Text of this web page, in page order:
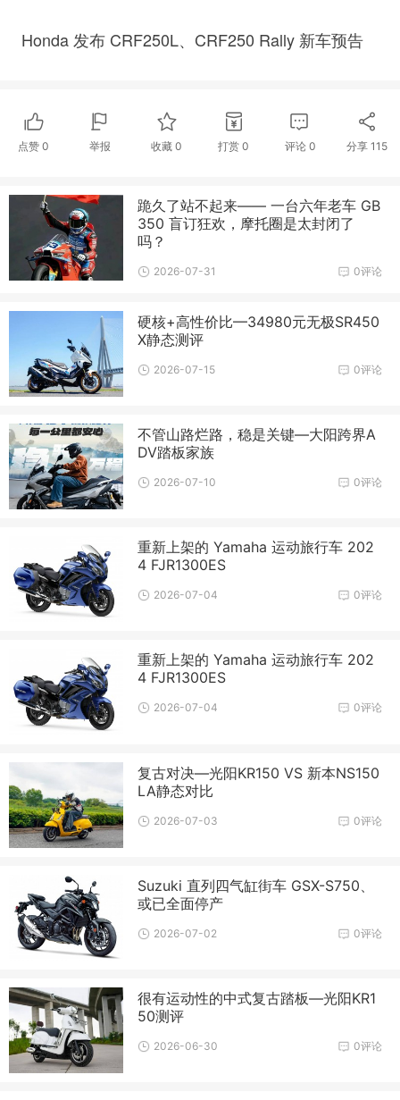
Honda 发布 CRF250L、CRF250 Rally 新车预告
点赞 0 举报 收藏0 打赏 0 评论 0 分享 115
跪久了站不起来—— 一台六年老车 GB
350 盲订狂欢，摩托圈是太封闭了
吗？
0评论
2026-07-31
硬核+高性价比—34980元无极SR450
X静态测评
0评论
2026-07-15
不管山路烂路，稳是关键—大阳跨界A
DV踏板家族
0评论
2026-07-10
重新上架的 Yamaha 运动旅行车 202
4 FJR1300ES
0评论
2026-07-04
重新上架的 Yamaha 运动旅行车 202
4 FJR1300ES
0评论
2026-07-04
复古对决—光阳KR150 VS 新本NS150
LA静态对比
0评论
2026-07-03
Suzuki 直列四气缸街车 GSX-S750、
或已全面停产
0评论
2026-07-02
很有运动性的中式复古踏板—光阳KR1
50测评
0评论
2026-06-30